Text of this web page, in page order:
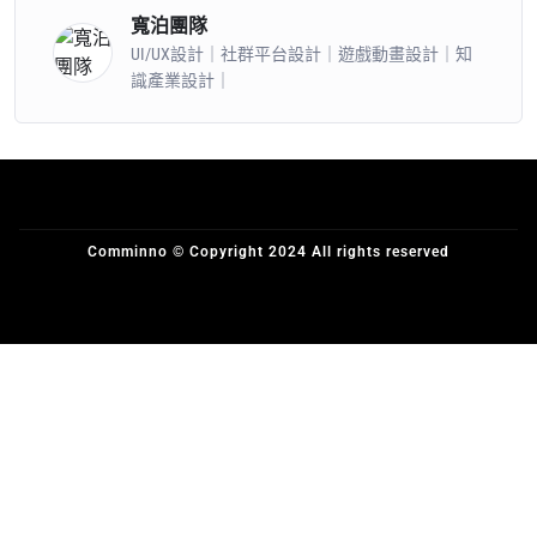
寬泊團隊
UI/UX設計｜社群平台設計｜遊戲動畫設計｜知
識產業設計｜
Comminno © Copyright 2024 All rights reserved